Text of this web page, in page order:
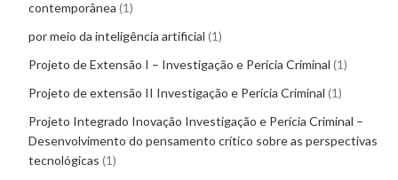
contemporânea 1
por meio da inteligência artificial 1
Projeto de Extensão I – Investigação e Perícia Criminal 1
Projeto de extensão II Investigação e Perícia Criminal 1
Projeto Integrado Inovação Investigação e Perícia Criminal –
Desenvolvimento do pensamento crítico sobre as perspectivas
tecnológicas 1